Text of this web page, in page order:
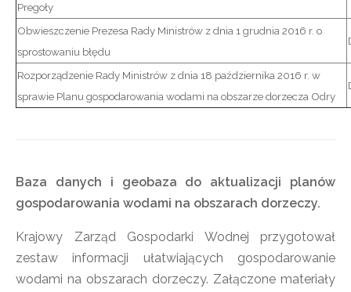
Pregoły
Obwieszczenie Prezesa Rady Ministrów z dnia 1 grudnia 2016 r. o
sprostowaniu błędu
Rozporządzenie Rady Ministrów z dnia 18 października 2016 r. w
sprawie Planu gospodarowania wodami na obszarze dorzecza Odry
Baza danych i geobaza do aktualizacji planów
gospodarowania wodami na obszarach dorzeczy.
Krajowy Zarząd Gospodarki Wodnej przygotował
zestaw informacji ułatwiających gospodarowanie
wodami na obszarach dorzeczy. Załączone materiały